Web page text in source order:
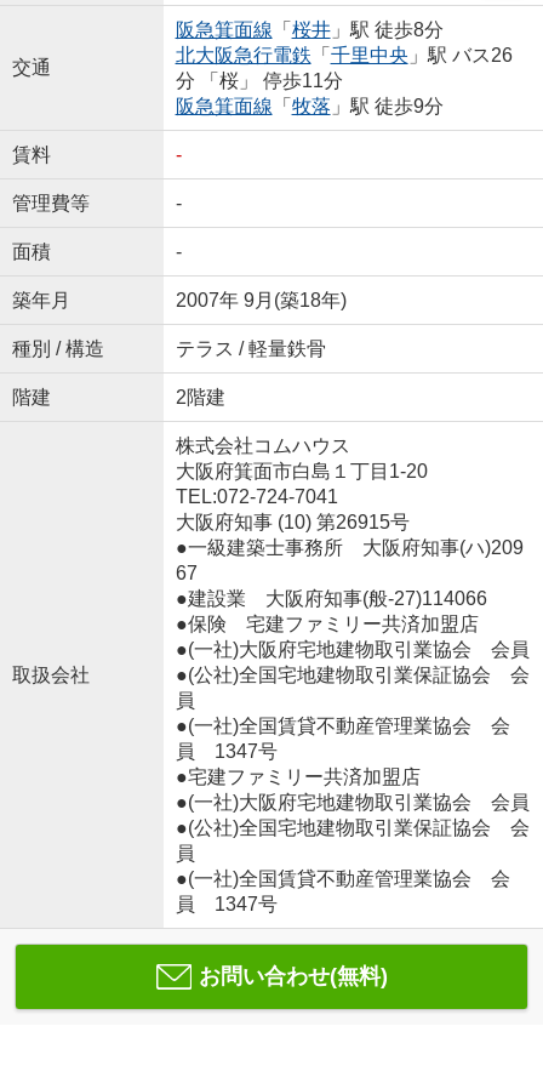
交通
阪急箕面線 「 桜井」駅 徒歩8分
北大阪急行電鉄 「 千里中央 」駅 バス26
分 「桜」 停歩11分
阪急箕面線 「 牧落 」駅 徒歩9分
賃料 -
管理費等 -
面積 -
築年月 2007年 9月(築18年)
種別 / 構造 テラス / 軽量鉄骨
階建 2階建
取扱会社
株式会社コムハウス
大阪府箕面市白島１丁目1-20
TEL:072-724-7041
大阪府知事 (10) 第26915号
●一級建築士事務所 大阪府知事(ハ)209
67
●建設業 大阪府知事(般‐27)114066
●保険 宅建ファミリー共済加盟店
●(一社)大阪府宅地建物取引業協会 会員
●(公社)全国宅地建物取引業保証協会 会
員
●(一社)全国賃貸不動産管理業協会 会
員 1347号
●宅建ファミリー共済加盟店
●(一社)大阪府宅地建物取引業協会 会員
●(公社)全国宅地建物取引業保証協会 会
員
●(一社)全国賃貸不動産管理業協会 会
員 1347号
お問い合わせ(無料)